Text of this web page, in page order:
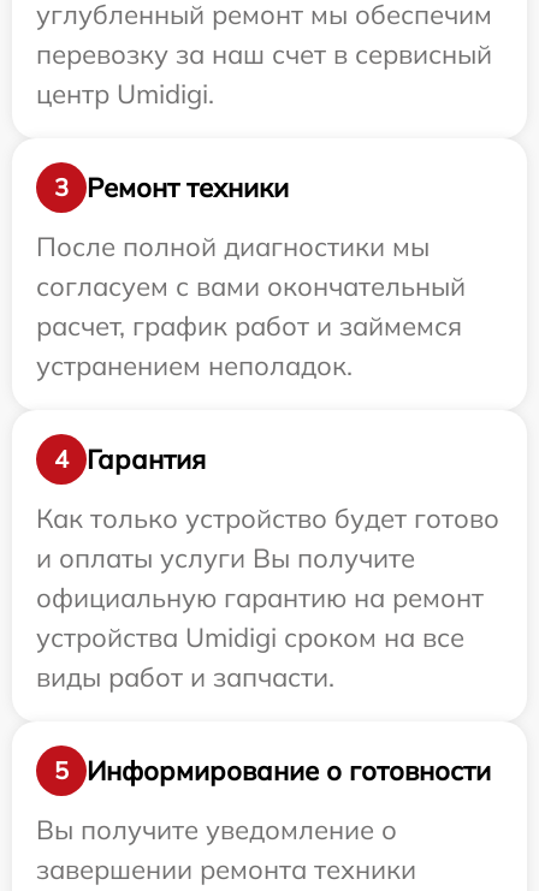
углубленный ремонт мы обеспечим
перевозку за наш счет в сервисный
центр Umidigi.
3
Ремонт техники
После полной диагностики мы
согласуем с вами окончательный
расчет, график работ и займемся
устранением неполадок.
4
Гарантия
Как только устройство будет готово
и оплаты услуги Вы получите
официальную гарантию на ремонт
устройства Umidigi сроком на все
виды работ и запчасти.
5
Информирование о готовности
Вы получите уведомление о
завершении ремонта техники